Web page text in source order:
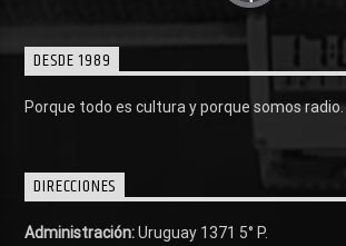
DESDE 1989
Porque todo es cultura y porque somos radio.
DIRECCIONES
Administración:Uruguay 1371 5° P.